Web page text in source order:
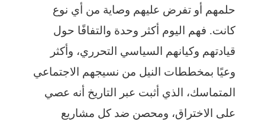
حلمهم أو تفرض عليهم وصاية من أي نوع
كانت. فهم اليوم أكثر وحدة والتفافًا حول
قيادتهم وكيانهم السياسي التحرري، وأكثر
وعيًا بمخططات النيل من نسيجهم الاجتماعي
المتماسك، الذي أثبت عبر التاريخ أنه عصي
على الاختراق، ومحصن ضد كل مشاريع